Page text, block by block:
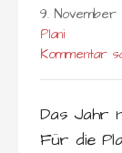
9. November
Plani
Kommentar
Das Jahr
Für die